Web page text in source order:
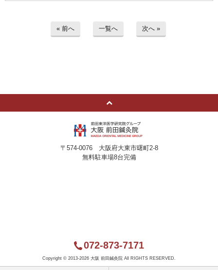
« 前へ 一覧へ 次へ »
〒574-0076 大阪府大東市曙町2-8
無料駐車場8台完備
072-873-7171
Copyright © 2013-2026 大阪 前田鍼灸院 All RIGHTS RESERVED.